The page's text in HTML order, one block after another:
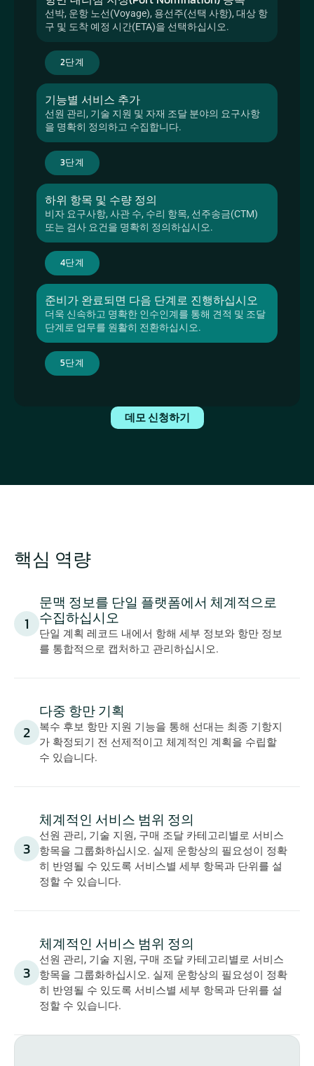
선박, 운항 노선(Voyage), 용선주(선택 사항), 대상 항
구 및 도착 예정 시간(ETA)을 선택하십시오.
기능별 서비스 추가
선원 관리, 기술 지원 및 자재 조달 분야의 요구사항
을 명확히 정의하고 수집합니다.
하위 항목 및 수량 정의
비자 요구사항, 사관 수, 수리 항목, 선주송금(CTM)
또는 검사 요건을 명확히 정의하십시오.
준비가 완료되면 다음 단계로 진행하십시오
더욱 신속하고 명확한 인수인계를 통해 견적 및 조달
단계로 업무를 원활히 전환하십시오.
2단계
5단계
3단계
4단계
데모 신청하기
핵심 역량
1
문맥 정보를 단일 플랫폼에서 체계적으로
수집하십시오
단일 계획 레코드 내에서 항해 세부 정보와 항만 정보
를 통합적으로 캡처하고 관리하십시오.
2
다중 항만 기획
복수 후보 항만 지원 기능을 통해 선대는 최종 기항지
가 확정되기 전 선제적이고 체계적인 계획을 수립할
수 있습니다.
3
체계적인 서비스 범위 정의
선원 관리, 기술 지원, 구매 조달 카테고리별로 서비스
항목을 그룹화하십시오. 실제 운항상의 필요성이 정확
히 반영될 수 있도록 서비스별 세부 항목과 단위를 설
정할 수 있습니다.
3
체계적인 서비스 범위 정의
선원 관리, 기술 지원, 구매 조달 카테고리별로 서비스
항목을 그룹화하십시오. 실제 운항상의 필요성이 정확
히 반영될 수 있도록 서비스별 세부 항목과 단위를 설
정할 수 있습니다.